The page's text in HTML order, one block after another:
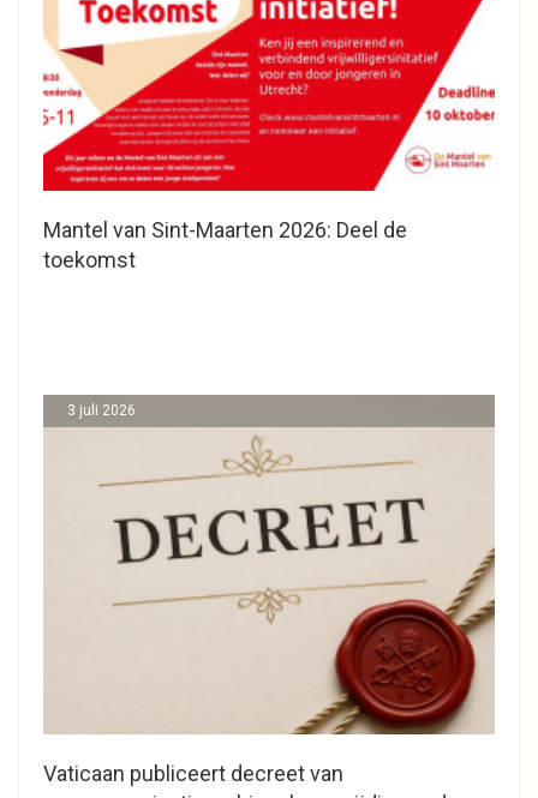
Mantel van Sint-Maarten 2026: Deel de
toekomst
Vaticaan publiceert decreet van
3 juli 2026